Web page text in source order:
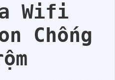
Wifi
Chống